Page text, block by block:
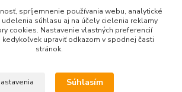
strana z 1
spríjemnenie používania webu, analytické
súhlasu aj na účely cielenia reklamy
cookies. Nastavenie vlastných preferencií
upraviť odkazom v spodnej časti
stránok.
Súhlasím